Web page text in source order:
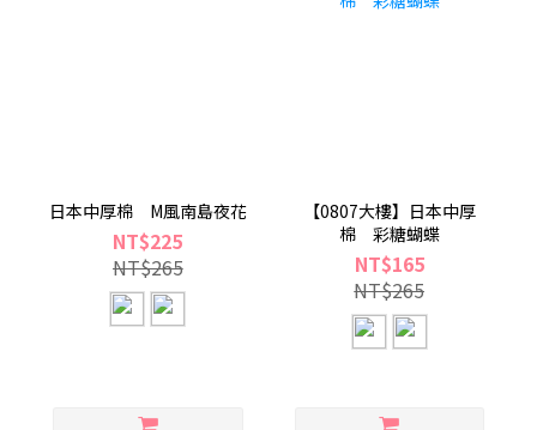
日本中厚棉 M風南島夜花
NT$225
NT$265
【0807大樓】日本中厚
棉 彩糖蝴蝶
NT$165
NT$265